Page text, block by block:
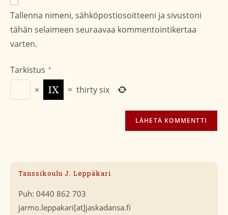
osoite/URL
(valinnainen)
Tallenna nimeni, sähköpostiosoitteeni ja sivustoni
tähän selaimeen seuraavaa kommentointikertaa
varten.
Tarkistus *
× = thirty six
Tanssikoulu J. Leppäkari
Puh: 0440 862 703
jarmo.leppakari[at]jaskadansa.fi